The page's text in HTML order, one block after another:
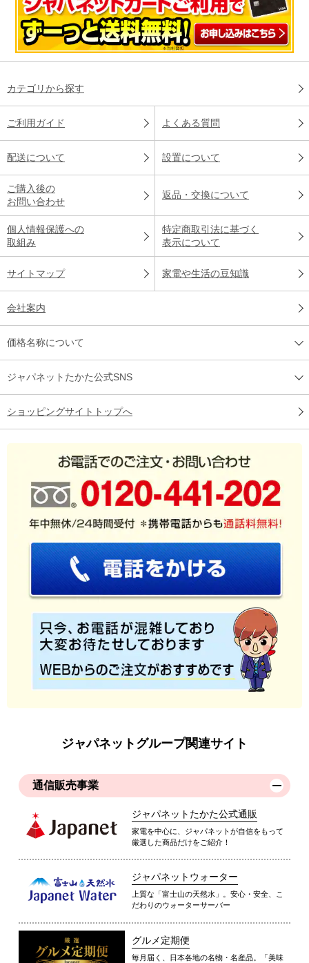
カテゴリから探す
ご利用ガイド よくある質問
配送について 設置について
ご購入後の
お問い合わせ
返品・交換について
個人情報保護への
取組み
特定商取引法に基づく
表示について
サイトマップ 家電や生活の豆知識
会社案内
価格名称について
ジャパネットたかた公式SNS
ショッピングサイトトップへ
ジャパネットグループ関連サイト
通信販売事業
ジャパネットたかた公式通販
家電を中心に、ジャパネットが自信をもって
厳選した商品だけをご紹介！
ジャパネットウォーター
上質な「富士山の天然水」。安心・安全、こ
だわりのウォーターサーバー
グルメ定期便
毎月届く、日本各地の名物・名産品。「美味